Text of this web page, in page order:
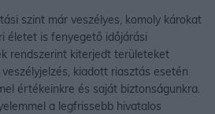
szint már veszélyes, komoly károkat
életet is fenyegető időjárási
rendszerint kiterjedt területeket
kiadott riasztás esetén
értékeinkre és saját biztonságunkra.
a legfrissebb hivatalos